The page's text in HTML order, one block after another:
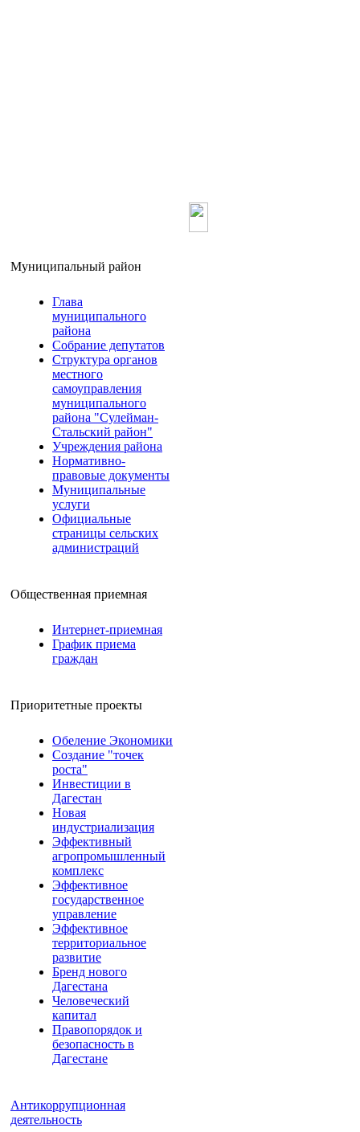
Муниципальный район
Глава
муниципального
района
Собрание депутатов
Структура органов
местного
самоуправления
муниципального
района "Сулейман-
Стальский район"
Учреждения района
Нормативно-
правовые документы
Муниципальные
услуги
Официальные
страницы сельских
администраций
Общественная приемная
Интернет-приемная
График приема
граждан
Приоритетные проекты
Обеление Экономики
Создание "точек
роста"
Инвестиции в
Дагестан
Новая
индустриализация
Эффективный
агропромышленный
комплекс
Эффективное
государственное
управление
Эффективное
территориальное
развитие
Бренд нового
Дагестана
Человеческий
капитал
Правопорядок и
безопасность в
Дагестане
Антикоррупционная
деятельность